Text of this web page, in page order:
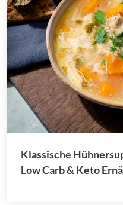
Klassische
Low Carb & Keto